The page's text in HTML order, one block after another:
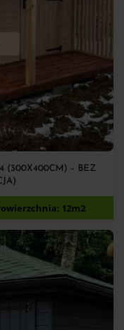
(300X400CM) – BEZ
12m2